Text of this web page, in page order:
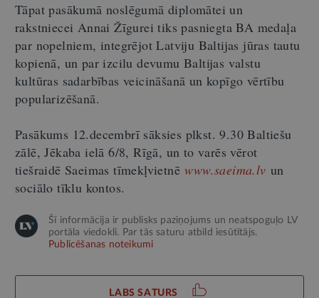
Tāpat pasākumā noslēgumā diplomātei un
rakstniecei Annai Žīgurei tiks pasniegta BA medaļa
par nopelniem, integrējot Latviju Baltijas jūras tautu
kopienā, un par izcilu devumu Baltijas valstu
kultūras sadarbības veicināšanā un kopīgo vērtību
popularizēšanā.
Pasākums 12.decembrī sāksies plkst. 9.30 Baltiešu
zālē, Jēkaba ielā 6/8, Rīgā, un to varēs vērot
tiešraidē Saeimas tīmekļvietnē www.saeima.lv un
sociālo tīklu kontos.
Šī informācija ir publisks paziņojums un neatspoguļo LV
portāla viedokli. Par tās saturu atbild iesūtītājs.
Publicēšanas noteikumi
LABS SATURS